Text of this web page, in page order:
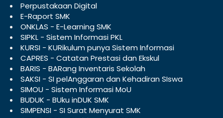
Perpustakaan Digital
E-Raport SMK
ONKLAS - E-Learning SMK
SIPKL - Sistem Informasi PKL
KURSI - KURikulum punya Sistem Informasi
CAPRES - Catatan Prestasi dan Ekskul
BARIS - BARang Inventaris Sekolah
SAKSI - SI pelAnggaran dan Kehadiran SIswa
SIMOU - Sistem Informasi MoU
BUDUK - BUku inDUK SMK
SIMPENSI - SI Surat Menyurat SMK